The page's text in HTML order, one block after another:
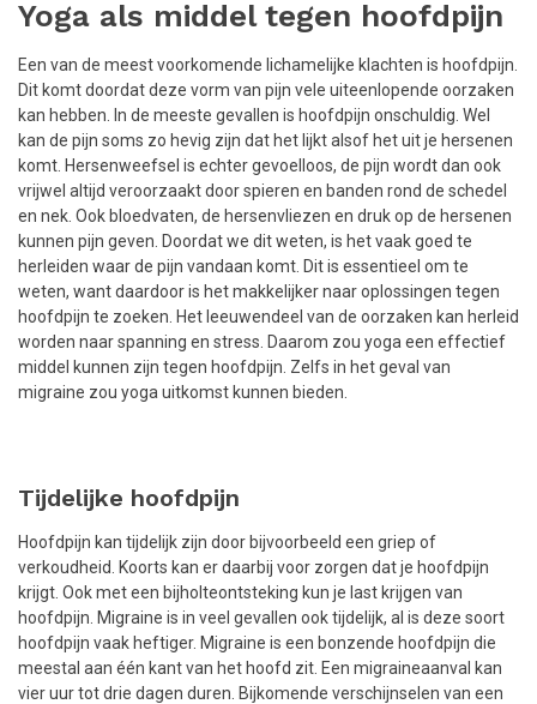
Yoga als middel tegen hoofdpijn
Een van de meest voorkomende lichamelijke klachten is hoofdpijn.
Dit komt doordat deze vorm van pijn vele uiteenlopende oorzaken
kan hebben. In de meeste gevallen is hoofdpijn onschuldig. Wel
kan de pijn soms zo hevig zijn dat het lijkt alsof het uit je hersenen
komt. Hersenweefsel is echter gevoelloos, de pijn wordt dan ook
vrijwel altijd veroorzaakt door spieren en banden rond de schedel
en nek. Ook bloedvaten, de hersenvliezen en druk op de hersenen
kunnen pijn geven. Doordat we dit weten, is het vaak goed te
herleiden waar de pijn vandaan komt. Dit is essentieel om te
weten, want daardoor is het makkelijker naar oplossingen tegen
hoofdpijn te zoeken. Het leeuwendeel van de oorzaken kan herleid
worden naar spanning en stress. Daarom zou yoga een effectief
middel kunnen zijn tegen hoofdpijn. Zelfs in het geval van
migraine zou yoga uitkomst kunnen bieden.
Tijdelijke hoofdpijn
Hoofdpijn kan tijdelijk zijn door bijvoorbeeld een griep of
verkoudheid. Koorts kan er daarbij voor zorgen dat je hoofdpijn
krijgt. Ook met een bijholteontsteking kun je last krijgen van
hoofdpijn. Migraine is in veel gevallen ook tijdelijk, al is deze soort
hoofdpijn vaak heftiger. Migraine is een bonzende hoofdpijn die
meestal aan één kant van het hoofd zit. Een migraineaanval kan
vier uur tot drie dagen duren. Bijkomende verschijnselen van een